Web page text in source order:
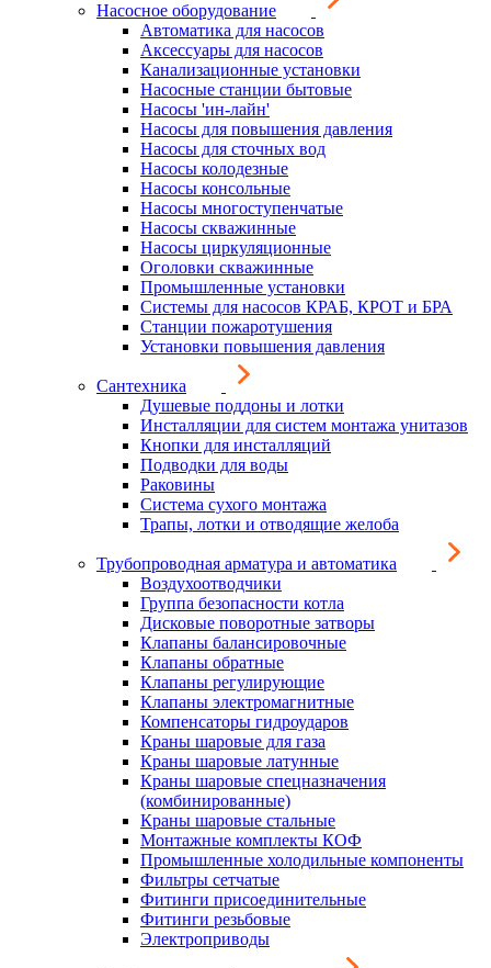
Насосное оборудование
Автоматика для насосов
Аксессуары для насосов
Канализационные установки
Насосные станции бытовые
Насосы 'ин-лайн'
Насосы для повышения давления
Насосы для сточных вод
Насосы колодезные
Насосы консольные
Насосы многоступенчатые
Насосы скважинные
Насосы циркуляционные
Оголовки скважинные
Промышленные установки
Системы для насосов КРАБ, КРОТ и БРА
Станции пожаротушения
Установки повышения давления
Сантехника
Душевые поддоны и лотки
Инсталляции для систем монтажа унитазов
Кнопки для инсталляций
Подводки для воды
Раковины
Система сухого монтажа
Трапы, лотки и отводящие желоба
Трубопроводная арматура и автоматика
Воздухоотводчики
Группа безопасности котла
Дисковые поворотные затворы
Клапаны балансировочные
Клапаны обратные
Клапаны регулирующие
Клапаны электромагнитные
Компенсаторы гидроударов
Краны шаровые для газа
Краны шаровые латунные
Краны шаровые спецназначения
(комбинированные)
Краны шаровые стальные
Монтажные комплекты КОФ
Промышленные холодильные компоненты
Фильтры сетчатые
Фитинги присоединительные
Фитинги резьбовые
Электроприводы